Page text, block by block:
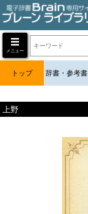
メニュー
トップ 辞書・参考書
上野